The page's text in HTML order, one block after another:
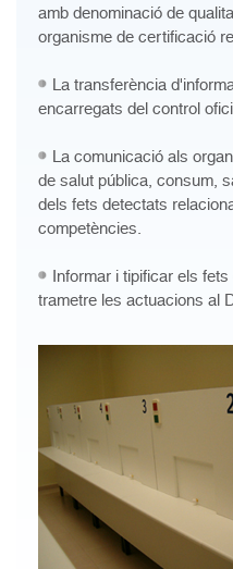
amb denominació de
organisme de certificació
La transferència
encarregats del control
La comunicació als
de salut pública, consum,
dels fets detectats
competències.
Informar i tipificar els
trametre les actuacions al